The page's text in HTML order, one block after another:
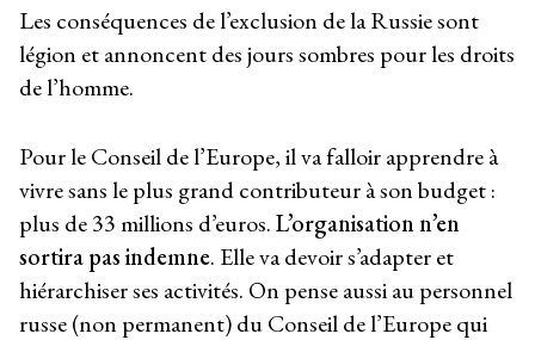
Les conséquences de l’exclusion de la Russie sont
légion et annoncent des jours sombres pour les droits
de l’homme.
Pour le Conseil de l’Europe, il va falloir apprendre à
vivre sans le plus grand contributeur à son budget :
plus de 33 millions d’euros.L’organisation n’en
sortira pas indemne. Elle va devoir s’adapter et
hiérarchiser ses activités. On pense aussi au personnel
russe (non permanent) du Conseil de l’Europe qui